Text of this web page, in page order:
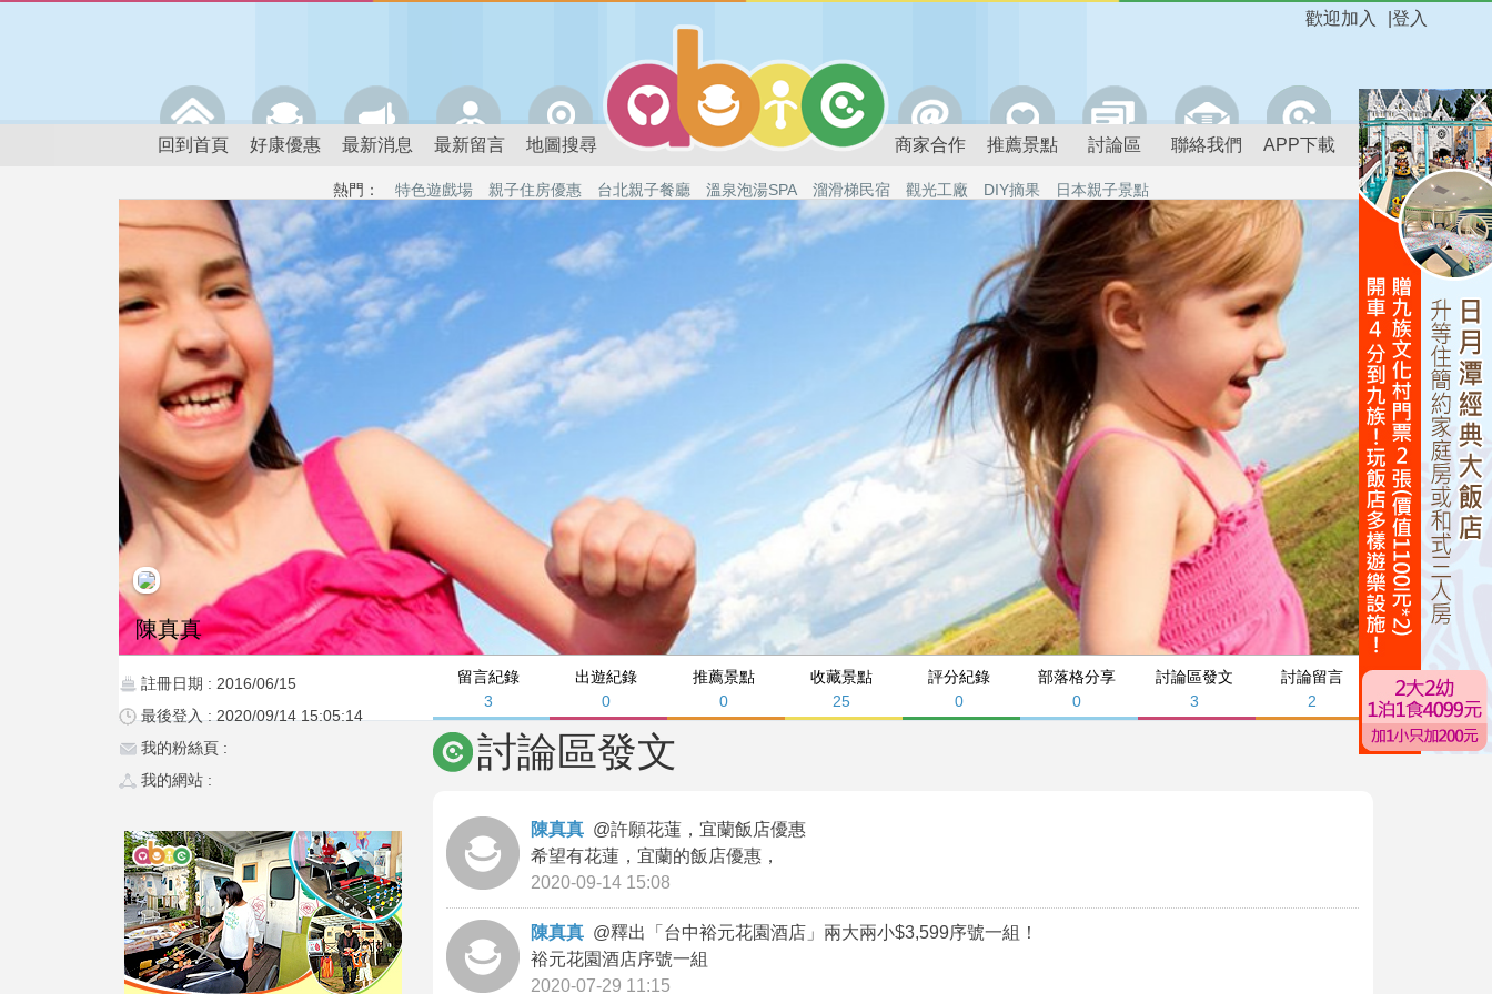
登入
歡迎加入
回到首頁 好康優惠 最新消息 最新留言 地圖搜尋 商家合作 推薦景點 討論區 聯絡我們 APP下載
熱門： 特色遊戲場 親子住房優惠 台北親子餐廳 溫泉泡湯SPA 溜滑梯民宿 觀光工廠 DIY摘果 日本親子景點
留言紀錄
3
出遊紀錄
0
推薦景點
0
收藏景點
25
評分紀錄
0
部落格分享
0
討論區發文
3
討論留言
2
陳真真
註冊日期 : 2016/06/15
最後登入 : 2020/09/14 15:05:14
我的粉絲頁 :
我的網站 :
討論區發文
陳真真 @許願花蓮，宜蘭飯店優惠
希望有花蓮，宜蘭的飯店優惠，
2020-09-14 15:08
陳真真 @釋出「台中裕元花園酒店」兩大兩小$3,599序號一組！
裕元花園酒店序號一組
2020-07-29 11:15